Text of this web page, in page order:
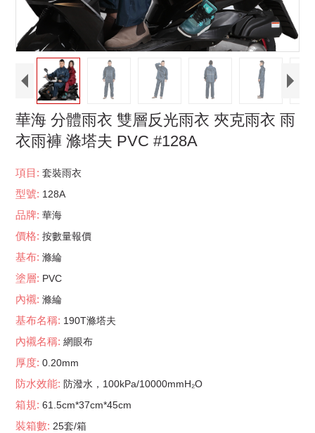
華海 分體雨衣 雙層反光雨衣 夾克雨衣 雨
衣雨褲 滌塔夫 PVC #128A
項目:套裝雨衣
型號: 128A
品牌:華海
價格:按數量報價
基布:滌綸
塗層: PVC
內襯:滌綸
基布名稱: 190T滌塔夫
內襯名稱:網眼布
厚度:0.20mm
防水效能:防潑水，100kPa/10000mmH₂O
箱規:61.5cm*37cm*45cm
裝箱數: 25套/箱